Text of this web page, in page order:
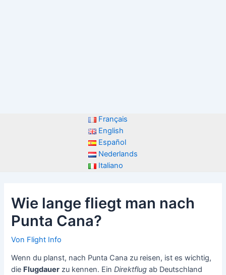
Français
English
Español
Nederlands
Italiano
Wie lange fliegt man nach
Punta Cana?
Von Flight Info
Wenn du planst, nach Punta Cana zu reisen, ist es wichtig,
die Flugdauer zu kennen. EinDirektflug ab Deutschland